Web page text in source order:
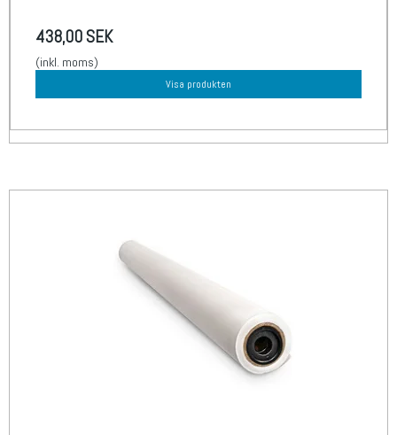
438,00 SEK
(inkl. moms)
Visa produkten